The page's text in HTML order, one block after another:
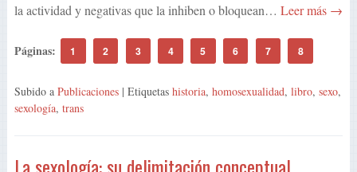
la actividad y negativas que la inhiben o bloquean… Leer más →
Páginas: 1 2 3 4 5 6 7 8
Subido a Publicaciones | Etiquetas historia, homosexualidad, libro, sexo,
sexología, trans